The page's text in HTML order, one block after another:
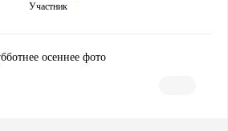
Участник
осеннее фото